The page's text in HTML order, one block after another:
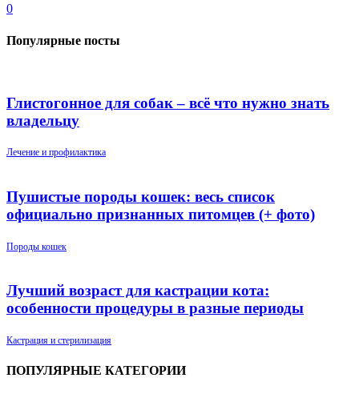
0
Популярные посты
Глистогонное для собак – всё что нужно знать
владельцу
Лечение и профилактика
Пушистые породы кошек: весь список
официально признанных питомцев (+ фото)
Породы кошек
Лучший возраст для кастрации кота:
особенности процедуры в разные периоды
Кастрация и стерилизация
ПОПУЛЯРНЫЕ КАТЕГОРИИ